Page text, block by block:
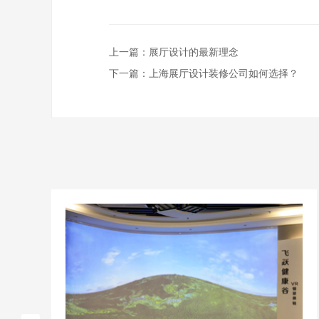
上一篇： 展厅设计的最新理念
下一篇： 上海展厅设计装修公司如何选择？